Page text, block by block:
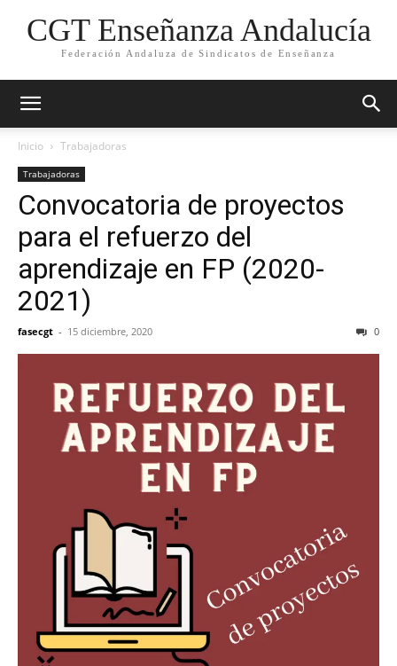
CGT Enseñanza Andalucía
Federación Andaluza de Sindicatos de Enseñanza
Inicio Trabajadoras
Trabajadoras
Convocatoria de proyectos
para el refuerzo del
aprendizaje en FP (2020-
2021)
fasecgt - 15 diciembre, 2020 0